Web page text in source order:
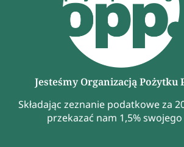
Jesteśmy Organizacją Pożytku
Składając zeznanie podatkowe za
przekazać nam 1,5%